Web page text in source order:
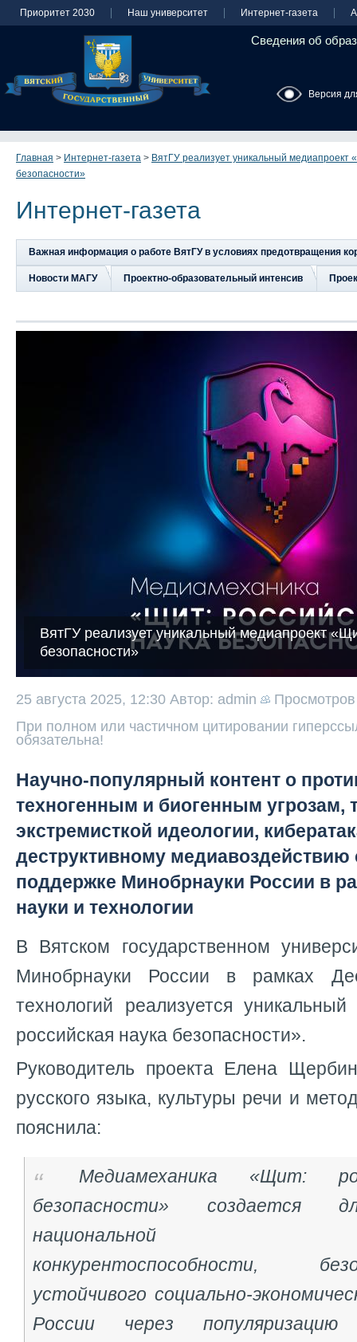
Приоритет 2030 Наш университет Интернет-газета
Сведения об
Версия
Главная > Интернет-газета > ВятГУ реализует уникальный медиапроект
безопасности»
Интернет-газета
Важная информация о работе ВятГУ в условиях предотвращения
Новости МАГУ Проектно-образовательный интенсив
ВятГУ реализует уникальный медиапроект
безопасности»
25 августа 2025, 12:30 Автор: admin
При полном или частичном цитировании
обязательна!
Научно-популярный контент о
техногенным и биогенным угрозам,
экстремисткой идеологии,
деструктивному медиавоздействию
поддержке Минобрнауки России в
науки и технологии
В Вятском государственном
Минобрнауки России в рамках
технологий реализуется
российская наука безопасности».
Руководитель проекта Елена
русского языка, культуры речи и
пояснила:
Медиамеханика «Щит:
безопасности» создается
национальной
конкурентоспособности,
устойчивого социально-
России через